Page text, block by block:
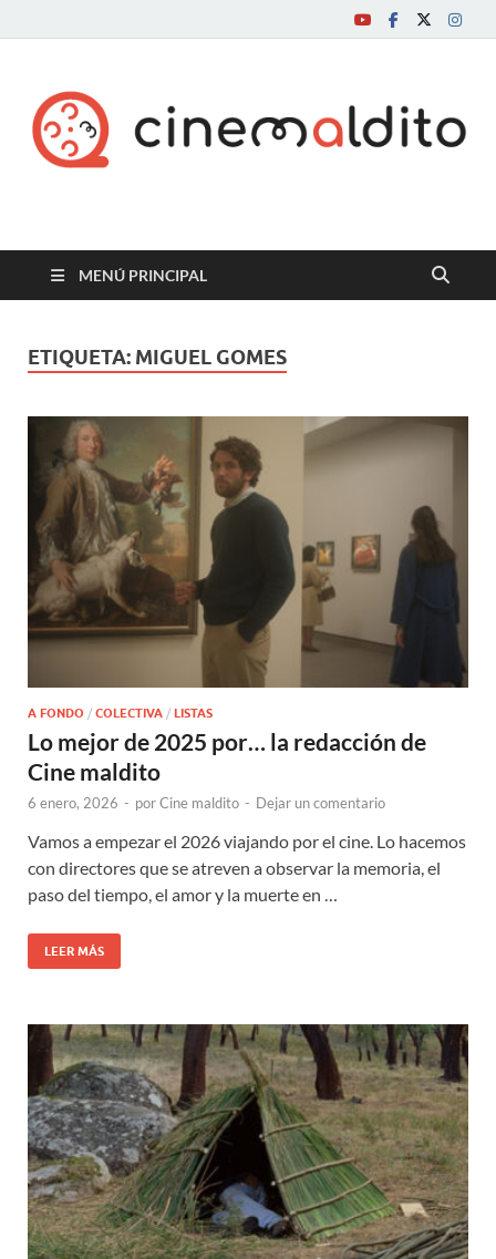
Cine maldito
MENÚ PRINCIPAL
ETIQUETA: MIGUEL GOMES
A FONDO / COLECTIVA / LISTAS
Lo mejor de 2025 por… la redacción de
Cine maldito
6 enero, 2026 - porCine maldito - Dejar un comentario
Vamos a empezar el 2026 viajando por el cine. Lo hacemos
con directores que se atreven a observar la memoria, el
paso del tiempo, el amor y la muerte en …
LEER MÁS